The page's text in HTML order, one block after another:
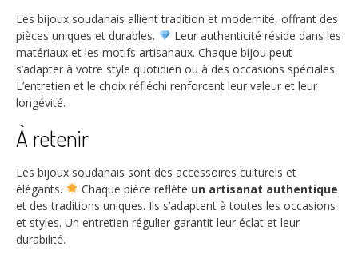
Les bijoux soudanais allient tradition et modernité, offrant des
pièces uniques et durables.
Leur authenticité réside dans les
matériaux et les motifs artisanaux. Chaque bijou peut
s’adapter à votre style quotidien ou à des occasions spéciales.
L’entretien et le choix réfléchi renforcent leur valeur et leur
longévité.
À retenir
Les bijoux soudanais sont des accessoires culturels et
élégants.
Chaque pièce reflète un artisanat authentique
et des traditions uniques. Ils s’adaptent à toutes les occasions
et styles. Un entretien régulier garantit leur éclat et leur
durabilité.